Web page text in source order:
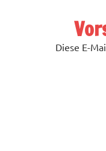
Diese E-